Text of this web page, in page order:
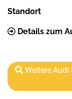
Standort
Details zum
Weitere Audi